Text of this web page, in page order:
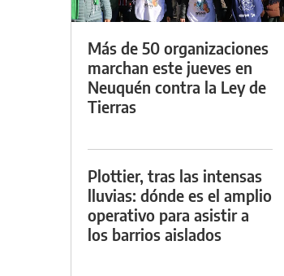
Más de 50 organizaciones
marchan este jueves en
Neuquén contra la Ley de
Tierras
Plottier, tras las intensas
lluvias: dónde es el amplio
operativo para asistir a
los barrios aislados